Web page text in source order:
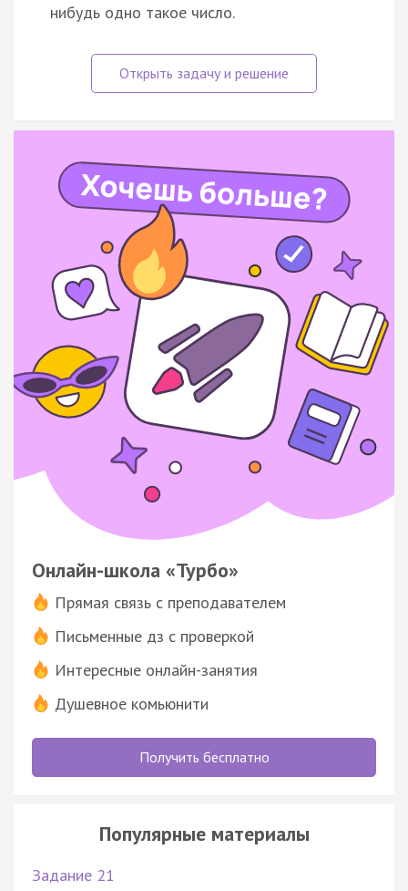
нибудь одно такое число.
Онлайн-школа «Турбо»
Прямая связь с преподавателем
Письменные дз с проверкой
Интересные онлайн-занятия
Душевное комьюнити
Получить бесплатно
Популярные материалы
Задание 21